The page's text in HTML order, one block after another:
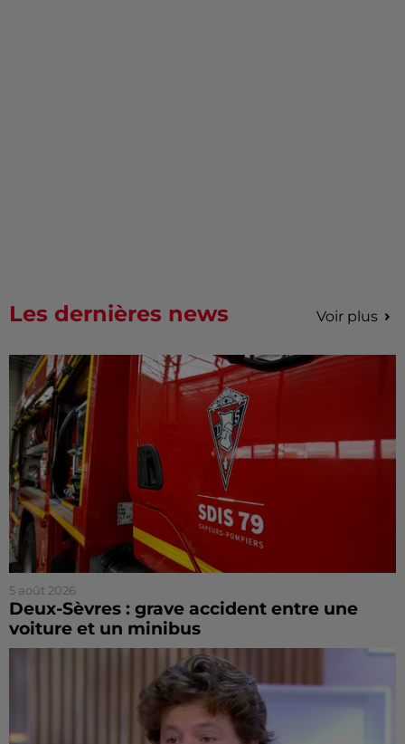
Les dernières news Voir plus
5 août 2026
Deux-Sèvres : grave accident entre une
voiture et un minibus